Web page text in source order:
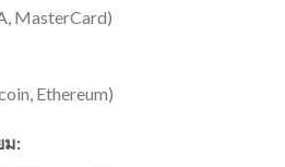
MasterCard)
Ethereum)
ม: